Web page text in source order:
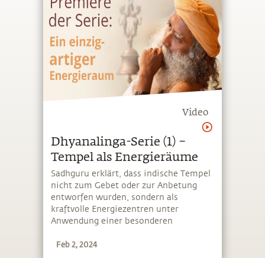
Video
Dhyanalinga-Serie (1) –
Tempel als Energieräume
Sadhguru erklärt, dass indische Tempel
nicht zum Gebet oder zur Anbetung
entworfen wurden, sondern als
kraftvolle Energiezentren unter
Anwendung einer besonderen
Feb 2, 2024